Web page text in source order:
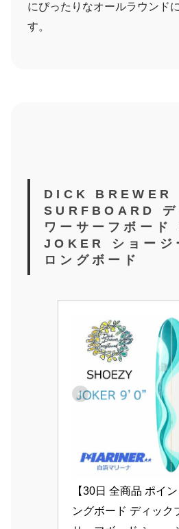
にぴったりなオールラウンド
す。
DICK BREWER
SURFBOARD デ
ワーサーフボー
JOKER ショージ
ロングボード
【30日 全商品 ポイ
ングボード ディック